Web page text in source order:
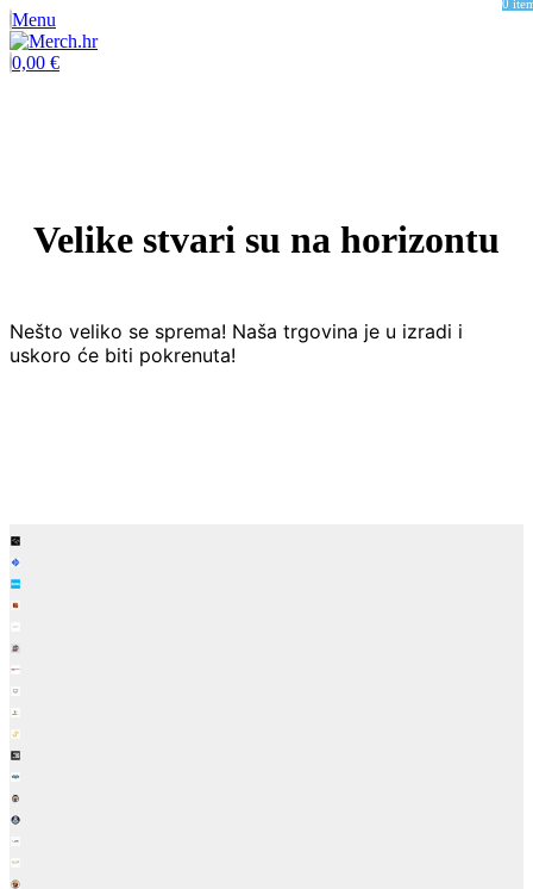
Menu
0
0,00 €
Velike stvari su na horizontu
Nešto veliko se sprema! Naša trgovina je u izradi i
uskoro će biti pokrenuta!